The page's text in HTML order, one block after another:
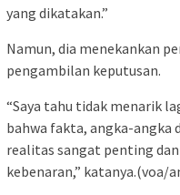
yang dikatakan.”
Namun, dia menekankan
pengambilan keputusan.
“Saya tahu tidak menarik
bahwa fakta, angka-angka
realitas sangat penting
kebenaran,” katanya.(voa/